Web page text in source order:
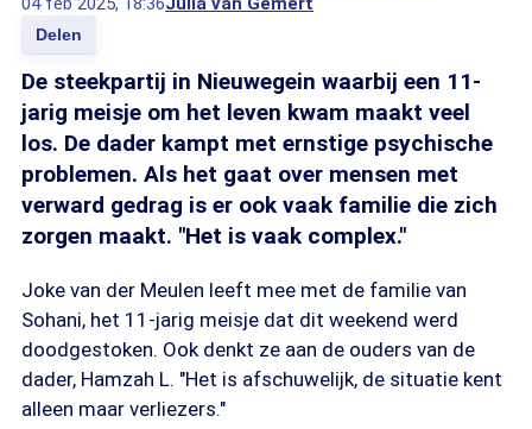
Delen
De steekpartij in Nieuwegein waarbij een 11-
jarig meisje om het leven kwam maakt veel
los. De dader kampt met ernstige psychische
problemen. Als het gaat over mensen met
verward gedrag is er ook vaak familie die zich
zorgen maakt. "Het is vaak complex."
Joke van der Meulen leeft mee met de familie van
Sohani, het 11-jarig meisje dat dit weekend werd
doodgestoken. Ook denkt ze aan de ouders van de
dader, Hamzah L. "Het is afschuwelijk, de situatie kent
alleen maar verliezers."